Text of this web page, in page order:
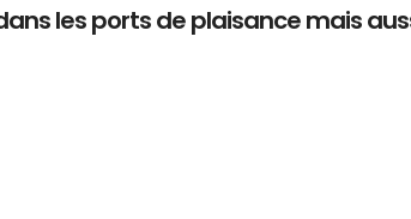
les ports de plaisance mais